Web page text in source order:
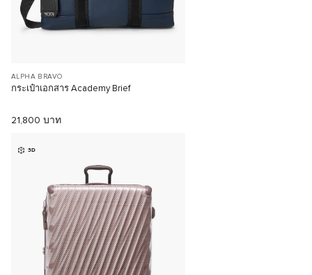
ALPHA BRAVO
กระเป๋าเอกสาร Academy Brief
21,800 บาท
3D